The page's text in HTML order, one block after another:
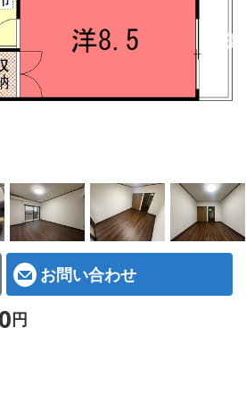
ン？賃家？
集！
お問い合わせ
円